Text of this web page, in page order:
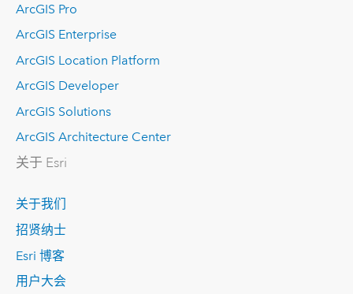
ArcGIS Pro
ArcGIS Enterprise
ArcGIS Location Platform
ArcGIS Developer
ArcGIS Solutions
ArcGIS Architecture Center
关于 Esri
关于我们
招贤纳士
Esri 博客
用户大会